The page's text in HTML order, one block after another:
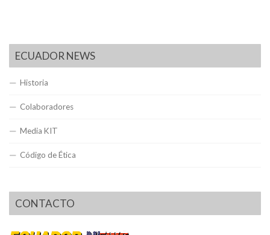
ECUADOR NEWS
Historia
Colaboradores
Media KIT
Código de Ética
CONTACTO